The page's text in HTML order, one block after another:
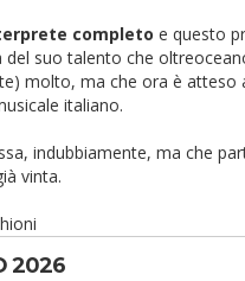
completo e questo
del suo talento che
molto, ma che ora è atteso
italiano.
indubbiamente, ma che
vinta.
2026